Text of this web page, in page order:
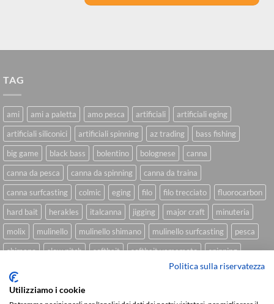
TAG
ami ami a paletta amo pesca artificiali
artificiali eging
artificiali siliconici
artificiali spinning az trading
bass fishing
big game
black bass bolentino bolognese
canna
canna da pesca
canna da spinning
canna da traina
canna surfcasting
colmic eging filo filo trecciato
fluorocarbon
hard bait
herakles italcanna jigging major craft
minuteria
molix
mulinello mulinello shimano mulinello surfcasting
pesca
shimano
slow pitch softbait softbait yamamoto
spinning
spinning inshore
trecciato trolling tubertini
Politica sulla riservatezza
Utilizziamo i cookie